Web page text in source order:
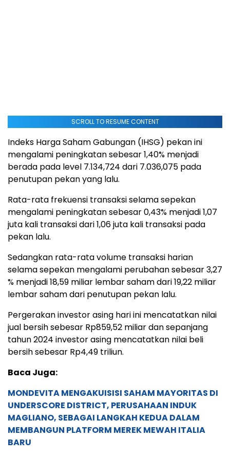
SCROLL TO RESUME CONTENT
Indeks Harga Saham Gabungan (IHSG) pekan ini
mengalami peningkatan sebesar 1,40% menjadi
berada pada level 7.134,724 dari 7.036,075 pada
penutupan pekan yang lalu.
Rata-rata frekuensi transaksi selama sepekan
mengalami peningkatan sebesar 0,43% menjadi 1,07
juta kali transaksi dari 1,06 juta kali transaksi pada
pekan lalu.
Sedangkan rata-rata volume transaksi harian
selama sepekan mengalami perubahan sebesar 3,27
% menjadi 18,59 miliar lembar saham dari 19,22 miliar
lembar saham dari penutupan pekan lalu.
Pergerakan investor asing hari ini mencatatkan nilai
jual bersih sebesar Rp859,52 miliar dan sepanjang
tahun 2024 investor asing mencatatkan nilai beli
bersih sebesar Rp4,49 triliun.
Baca Juga:
MONDEVITA MENGAKUISISI SAHAM MAYORITAS DI
UNDERSCORE DISTRICT, PERUSAHAAN INDUK
MAGLIANO, SEBAGAI LANGKAH KEDUA DALAM
MEMBANGUN PLATFORM MEREK MEWAH ITALIA
BARU